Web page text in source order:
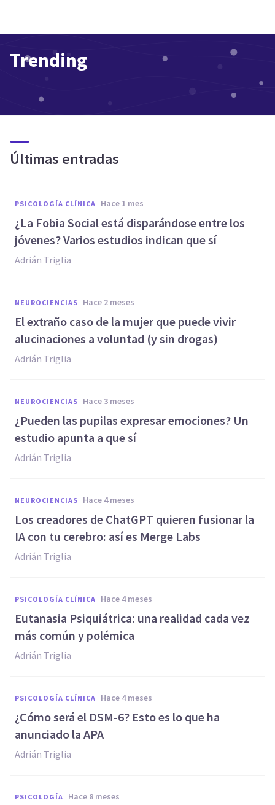
Trending
Últimas entradas
PSICOLOGÍA CLÍNICA hace 1 mes
¿La Fobia Social está disparándose entre los
jóvenes? Varios estudios indican que sí
Adrián Triglia
NEUROCIENCIAS hace 2 meses
El extraño caso de la mujer que puede vivir
alucinaciones a voluntad (y sin drogas)
Adrián Triglia
NEUROCIENCIAS hace 3 meses
¿Pueden las pupilas expresar emociones? Un
estudio apunta a que sí
Adrián Triglia
NEUROCIENCIAS hace 4 meses
Los creadores de ChatGPT quieren fusionar la
IA con tu cerebro: así es Merge Labs
Adrián Triglia
PSICOLOGÍA CLÍNICA hace 4 meses
Eutanasia Psiquiátrica: una realidad cada vez
más común y polémica
Adrián Triglia
PSICOLOGÍA CLÍNICA hace 4 meses
¿Cómo será el DSM-6? Esto es lo que ha
anunciado la APA
Adrián Triglia
PSICOLOGÍA hace 8 meses